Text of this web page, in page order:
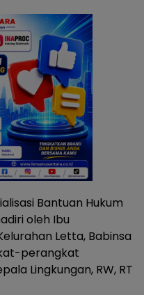
Bantuan Hukum
oleh Ibu
Letta, Babinsa
perangkat
Lingkungan, RW, RT